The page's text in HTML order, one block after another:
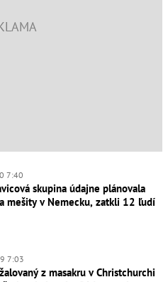
7:40
skupina údajne plánovala
mešity v Nemecku, zatkli 12 ľudí
7:03
z masakru v Christchurchi